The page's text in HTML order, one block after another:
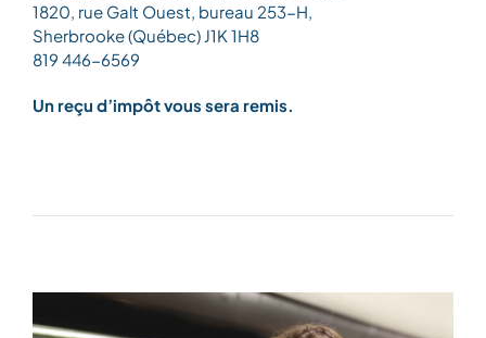
1820, rue Galt Ouest, bureau 253-H,
Sherbrooke (Québec) J1K 1H8
819 446-6569
Un reçu d’impôt vous sera remis.